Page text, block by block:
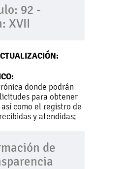
92 -
XVII
donde podrán
para obtener
como el registro de
y atendidas;
de